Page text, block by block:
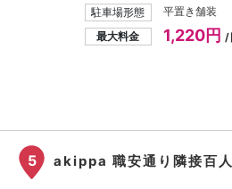
駐車場形態
平置き舗装
最大料金
1,220円/
5 akippa 職安通り隣接百